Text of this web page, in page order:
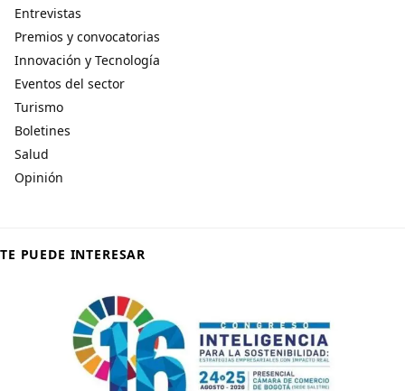
Entrevistas
Premios y convocatorias
Innovación y Tecnología
Eventos del sector
Turismo
Boletines
Salud
Opinión
TE PUEDE INTERESAR